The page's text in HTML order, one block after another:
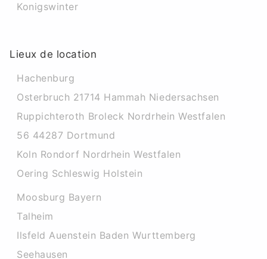
Konigswinter
Lieux de location
Hachenburg
Osterbruch 21714 Hammah Niedersachsen
Ruppichteroth Broleck Nordrhein Westfalen
56 44287 Dortmund
Koln Rondorf Nordrhein Westfalen
Oering Schleswig Holstein
Moosburg Bayern
Talheim
Ilsfeld Auenstein Baden Wurttemberg
Seehausen